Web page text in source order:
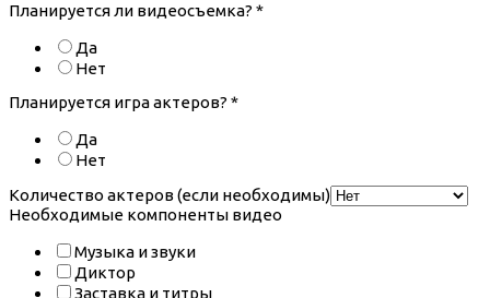
Планируется ли видеосъемка? *
Да
Нет
Планируется игра актеров? *
Да
Нет
Количество актеров (если необходимы)
Необходимые компоненты видео
Музыка и звуки
Диктор
Заставка и титры